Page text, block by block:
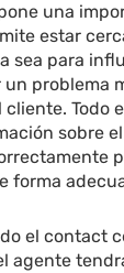
una
estar
sea para
problema
Todo
sobre
forma
el contact
agente